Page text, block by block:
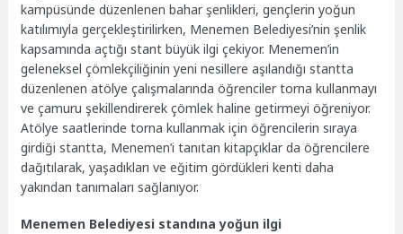
kampüsünde düzenlenen bahar şenlikleri, gençlerin yoğun
katılımıyla gerçekleştirilirken, Menemen Belediyesi’nin şenlik
kapsamında açtığı stant büyük ilgi çekiyor. Menemen’in
geleneksel çömlekçiliğinin yeni nesillere aşılandığı stantta
düzenlenen atölye çalışmalarında öğrenciler torna kullanmayı
ve çamuru şekillendirerek çömlek haline getirmeyi öğreniyor.
Atölye saatlerinde torna kullanmak için öğrencilerin sıraya
girdiği stantta, Menemen’i tanıtan kitapçıklar da öğrencilere
dağıtılarak, yaşadıkları ve eğitim gördükleri kenti daha
yakından tanımaları sağlanıyor.
Menemen Belediyesi standına yoğun ilgi